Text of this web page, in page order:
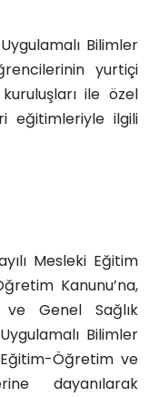
Bilimler
yurtiçi
ile özel
eğitimleriyle ilgili
Mesleki Eğitim
Kanunu’na,
ve Genel Sağlık
Bilimler
Öğretim ve
dayanılarak